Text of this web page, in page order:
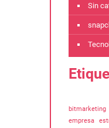
Sin
bitmarketing
empresa